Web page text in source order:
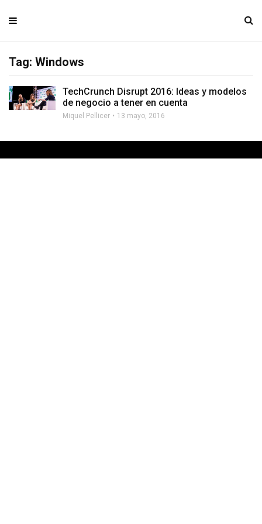
Tag: Windows
TechCrunch Disrupt 2016: Ideas y modelos
de negocio a tener en cuenta
Miquel Pellicer 13 mayo, 2016